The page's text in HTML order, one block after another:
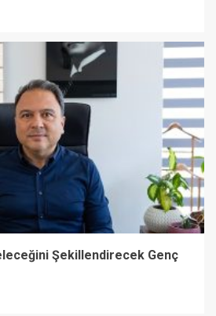
Şekillendirecek Genç